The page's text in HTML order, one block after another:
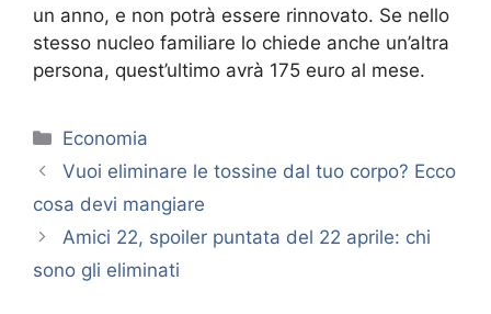
un anno, e non potrà essere rinnovato. Se nello
stesso nucleo familiare lo chiede anche un’altra
persona, quest’ultimo avrà 175 euro al mese.
Categorie
Economia
Vuoi eliminare le tossine dal tuo corpo? Ecco
cosa devi mangiare
Amici 22, spoiler puntata del 22 aprile: chi
sono gli eliminati